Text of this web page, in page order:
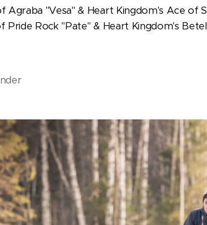
Agraba "Vesa" & Heart Kingdom's Ace of
Pride Rock "Pate" & Heart Kingdom's